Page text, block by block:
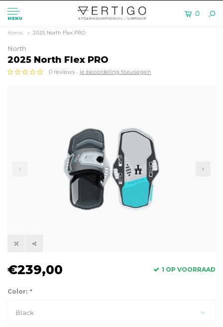
MENU
0
Home 2025 North Flex PRO
North
2025 North Flex PRO
0 reviews - je beoordeling toevoegen
€239,00 1 OP VOORRAAD
Color: *
Black